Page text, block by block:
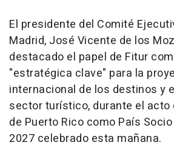
El presidente del Comité
Madrid, José Vicente de los
destacado el papel de Fitur
"estratégica clave" para la
internacional de los destinos y
sector turístico, durante el acto
de Puerto Rico como País
2027 celebrado esta mañana.